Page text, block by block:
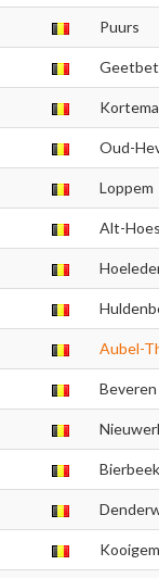
Puurs
Oud-
Loppem
Alt-
Aubel-
Beveren
Bierbeek
Kooigem